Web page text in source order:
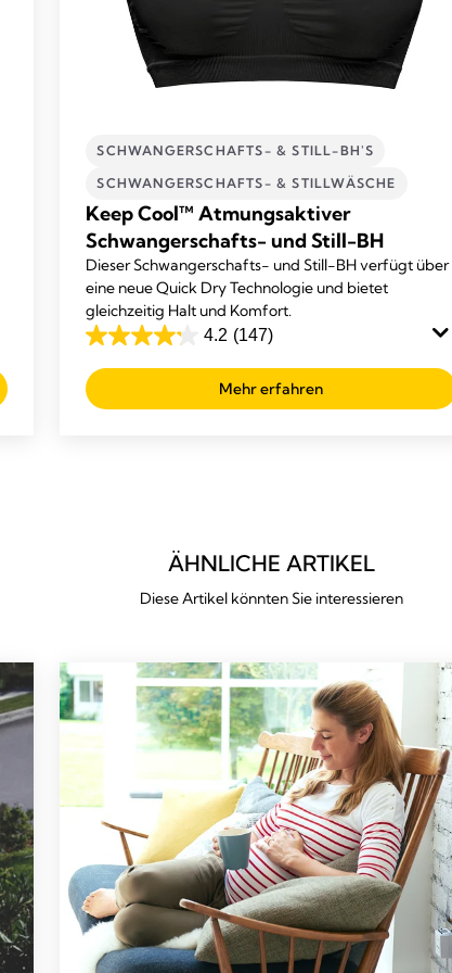
SCHWANGERSCHAFTS- & STILL-BH'S
SCHWANGERSCHAFTS- & STILLWÄSCHE
Keep Cool™ Atmungsaktiver
Schwangerschafts- und Still-BH
Dieser Schwangerschafts- und Still-BH verfügt über
eine neue Quick Dry Technologie und bietet
gleichzeitig Halt und Komfort.
4.2 (147)
4.2
von
5
Mehr erfahren
ÄHNLICHE ARTIKEL
Diese Artikel könnten Sie interessieren